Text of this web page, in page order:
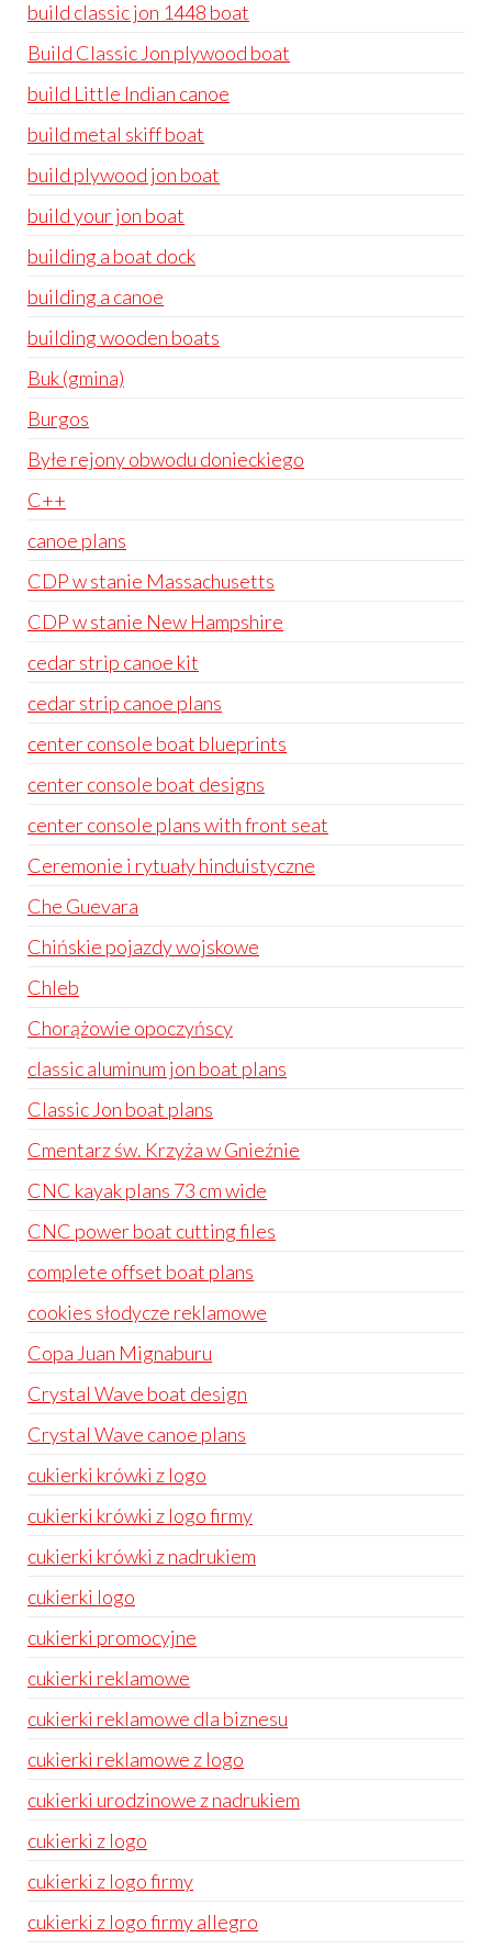
build classic jon 1448 boat
Build Classic Jon plywood boat
build Little Indian canoe
build metal skiff boat
build plywood jon boat
build your jon boat
building a boat dock
building a canoe
building wooden boats
Buk (gmina)
Burgos
Byłe rejony obwodu donieckiego
C++
canoe plans
CDP w stanie Massachusetts
CDP w stanie New Hampshire
cedar strip canoe kit
cedar strip canoe plans
center console boat blueprints
center console boat designs
center console plans with front seat
Ceremonie i rytuały hinduistyczne
Che Guevara
Chińskie pojazdy wojskowe
Chleb
Chorążowie opoczyńscy
classic aluminum jon boat plans
Classic Jon boat plans
Cmentarz św. Krzyża w Gnieźnie
CNC kayak plans 73 cm wide
CNC power boat cutting files
complete offset boat plans
cookies słodycze reklamowe
Copa Juan Mignaburu
Crystal Wave boat design
Crystal Wave canoe plans
cukierki krówki z logo
cukierki krówki z logo firmy
cukierki krówki z nadrukiem
cukierki logo
cukierki promocyjne
cukierki reklamowe
cukierki reklamowe dla biznesu
cukierki reklamowe z logo
cukierki urodzinowe z nadrukiem
cukierki z logo
cukierki z logo firmy
cukierki z logo firmy allegro